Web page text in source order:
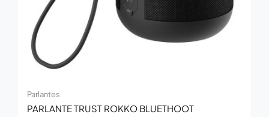
Parlantes
PARLANTE TRUST ROKKO BLUETHOOT